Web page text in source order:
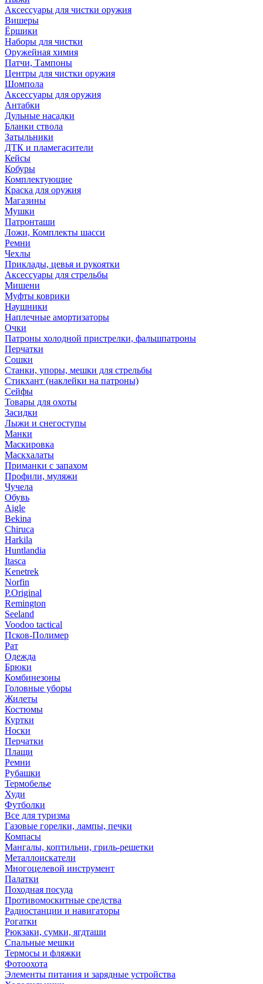
Аксессуары для чистки оружия
Вишеры
Ёршики
Наборы для чистки
Оружейная химия
Патчи, Тампоны
Центры для чистки оружия
Шомпола
Аксессуары для оружия
Антабки
Дульные насадки
Бланки ствола
Затыльники
ДТК и пламегасители
Кейсы
Кобуры
Комплектующие
Краска для оружия
Магазины
Мушки
Патронташи
Ложи, Комплекты шасси
Ремни
Чехлы
Приклады, цевья и рукоятки
Аксессуары для стрельбы
Мишени
Муфты коврики
Наушники
Наплечные амортизаторы
Очки
Патроны холодной пристрелки, фальшпатроны
Перчатки
Сошки
Станки, упоры, мешки для стрельбы
Стикхант (наклейки на патроны)
Сейфы
Товары для охоты
Засидки
Лыжи и снегоступы
Манки
Маскировка
Маскхалаты
Приманки с запахом
Профили, муляжи
Чучела
Обувь
Aigle
Bekina
Chiruсa
Harkila
Huntlandia
Itasca
Kenetrek
Norfin
P.Original
Remington
Seeland
Voodoo tactical
Псков-Полимер
Рат
Одежда
Брюки
Комбинезоны
Головные уборы
Жилеты
Костюмы
Куртки
Носки
Перчатки
Плащи
Ремни
Рубашки
Термобелье
Худи
Футболки
Все для туризма
Газовые горелки, лампы, печки
Компасы
Мангалы, коптильни, гриль-решетки
Металлоискатели
Многоцелевой инструмент
Палатки
Походная посуда
Противомоскитные средства
Радиостанции и навигаторы
Рогатки
Рюкзаки, сумки, ягдташи
Спальные мешки
Термосы и фляжки
Фотоохота
Элементы питания и зарядные устройства